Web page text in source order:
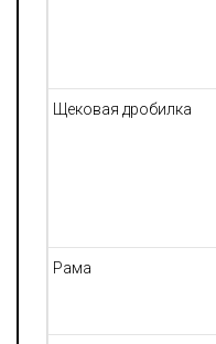
Щековая дробилка
Рама